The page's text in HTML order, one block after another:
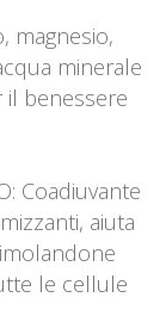
magnesio,
minerale
il benessere
Coadiuvante
aiuta
le cellule